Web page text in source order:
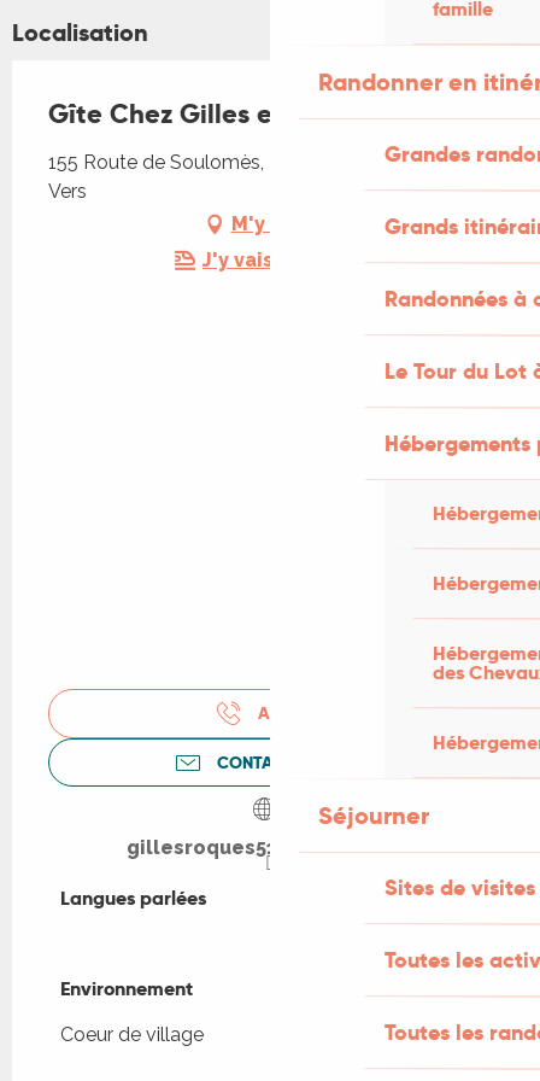
famille
Randonner en
Grandes
Grands
Randonnées
Le Tour du Lot
des
Séjourner
Sites de visites
Toutes les
Toutes les
Localisation
Gîte Chez Gilles et Isabelle
155 Route de Soulomès, 46360 Les Pechs du
Vers
M'y rendre
J'y vais en train !
APPELER
CONTACTEZ-NOUS
gillesroques515.wixsite.com
Langues parlées
Langues parlées
Environnement
Environnement
Coeur de village